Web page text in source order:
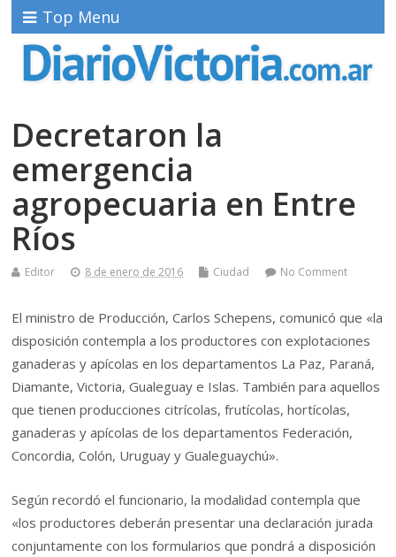
Top Menu
Decretaron la
emergencia
agropecuaria en Entre
Ríos
Editor 8 de enero de 2016 Ciudad No Comment
El ministro de Producción, Carlos Schepens, comunicó que «la
disposición contempla a los productores con explotaciones
ganaderas y apícolas en los departamentos La Paz, Paraná,
Diamante, Victoria, Gualeguay e Islas. También para aquellos
que tienen producciones citrícolas, frutícolas, hortícolas,
ganaderas y apícolas de los departamentos Federación,
Concordia, Colón, Uruguay y Gualeguaychú».
Según recordó el funcionario, la modalidad contempla que
«los productores deberán presentar una declaración jurada
conjuntamente con los formularios que pondrá a disposición